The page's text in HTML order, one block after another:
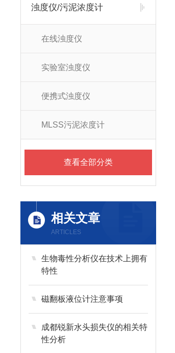
浊度仪/污泥浓度计
在线浊度仪
实验室浊度仪
便携式浊度仪
MLSS污泥浓度计
查看全部分类
相关文章
ARTICLES
生物毒性分析仪在技术上拥有
特性
磁翻板液位计注意事项
成都锐新水头损失仪的相关特
性分析